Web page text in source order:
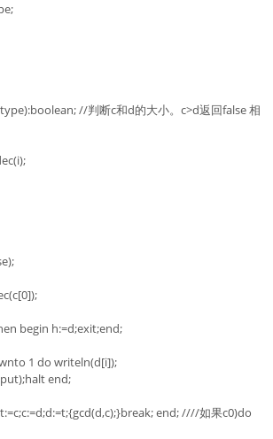
//判断c和d的大小。c>d返回false 相
begin h:=d;exit;end;
1 do writeln(d[i]);
end;
end; ////如果c0)do